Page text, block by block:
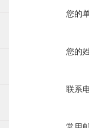
您的
您的
联系